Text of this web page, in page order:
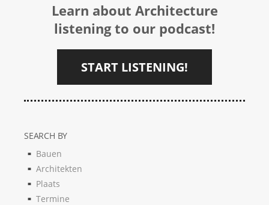
Learn about Architecture
listening to our podcast!
START LISTENING!
SEARCH BY
Bauen
Architekten
Plaats
Termine